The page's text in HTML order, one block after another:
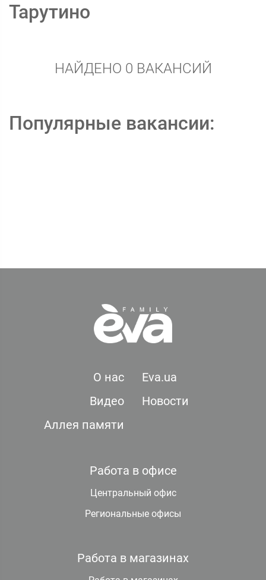
Тарутино
НАЙДЕНО 0 ВАКАНСИЙ
Популярные вакансии:
О нас
Eva.ua
Видео
Новости
Аллея памяти
Работа в офисе
Центральный офис
Региональные офисы
Работа в магазинах